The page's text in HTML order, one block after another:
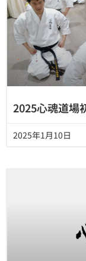
2025心魂道場
2025年1月10日